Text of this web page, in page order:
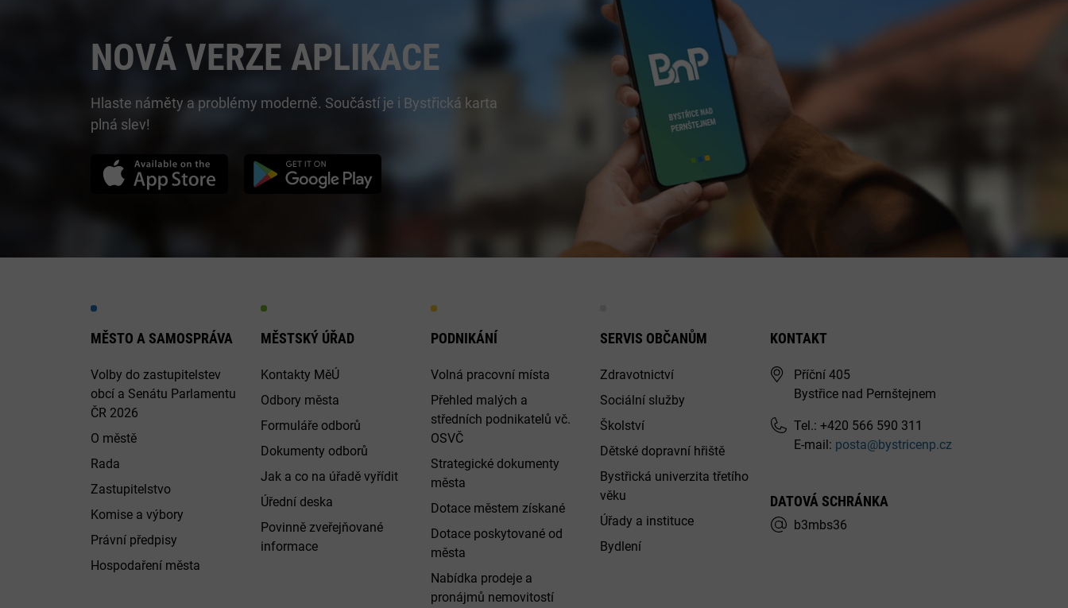
NOVÁ VERZE APLIKACE
Hlaste náměty a problémy moderně. Součástí je i Bystřická karta
plná slev!
MĚSTO A SAMOSPRÁVA
Volby do zastupitelstev
obcí a Senátu Parlamentu
ČR 2026
O městě
Rada
Zastupitelstvo
Komise a výbory
Právní předpisy
Hospodaření města
MĚSTSKÝ ÚŘAD
Kontakty MěÚ
Odbory města
Formuláře odborů
Dokumenty odborů
Jak a co na úřadě vyřídit
Úřední deska
Povinně zveřejňované
informace
PODNIKÁNÍ
Volná pracovní místa
Přehled malých a
středních podnikatelů vč.
OSVČ
Strategické dokumenty
města
Dotace městem získané
Dotace poskytované od
města
Nabídka prodeje a
pronájmů nemovitostí
SERVIS OBČANŮM
Zdravotnictví
Sociální služby
Školství
Dětské dopravní hřiště
Bystřická univerzita třetího
věku
Úřady a instituce
Bydlení
KONTAKT
Příční 405
Bystřice nad Pernštejnem
Tel.: +420 566 590 311
E-mail: posta@bystricenp.cz
DATOVÁ SCHRÁNKA
b3mbs36